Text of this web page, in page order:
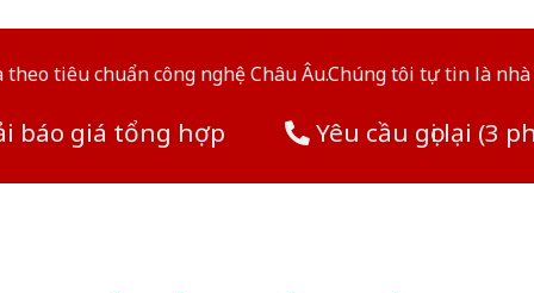
tiêu chuẩn công nghệ Châu Âu.Chúng tôi tự tin là
báo giá tổng hợp Yêu cầu gọi lại (3